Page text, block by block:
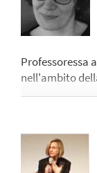
Professoressa
nell'ambito
particolare
politiche